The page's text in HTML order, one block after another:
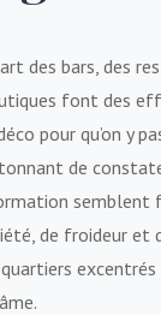
des bars, des
font des
pour qu’on y
de
semblent
de froideur et
excentrés